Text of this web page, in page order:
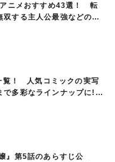
アニメおすすめ43選！ 転
する主人公最強などの人
覧！ 人気コミックの実写
で多彩なラインナップに!!
』第5話のあらすじ公